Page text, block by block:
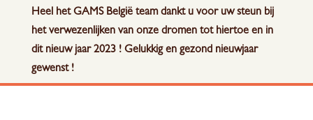
Heel het GAMS België team dankt u voor uw steun bij
het verwezenlijken van onze dromen tot hiertoe en in
dit nieuw jaar 2023 ! Gelukkig en gezond nieuwjaar
gewenst !